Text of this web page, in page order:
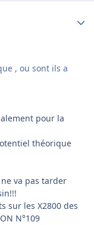
, ou sont ils a
pour la
théorique
va pas tarder
sur les X2800 des
N°109